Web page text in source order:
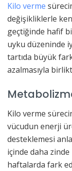
Kilo verme
değişikliklerle
geçtiğinde hafif
uyku düzeninde
tartıda büyük
azalmasıyla
Kilo verme
vücudun enerji
desteklemesi
içinde daha
haftalarda fark